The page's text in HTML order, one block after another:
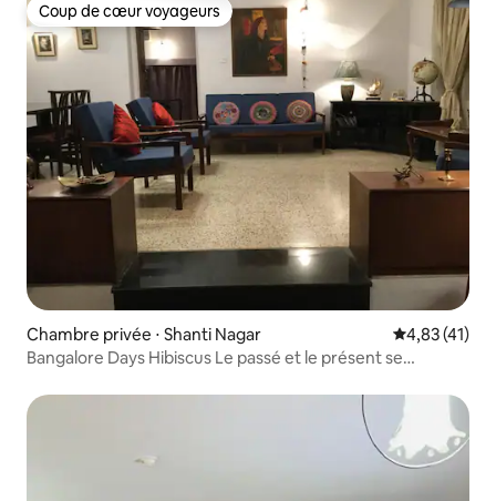
Coup de cœur voyageurs
Coup de cœur voyageurs
Chambre privée ⋅ Shanti Nagar Évaluation
4,83 (41)
Bangalore Days Hibiscus Le passé et le présent se